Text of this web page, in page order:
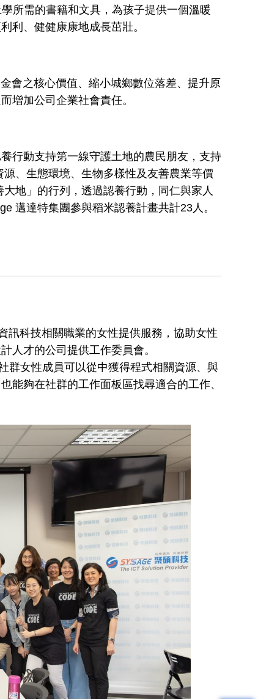
所需的書籍和文具，為孩子提供一個溫暖
利、健健康康地成長茁壯。
會之核心價值、縮小城鄉數位落差、提升原
增加公司企業社會責任。
行動支持第一線守護土地的農民朋友，支持
、生態環境、生物多樣性及友善農業等價
地」的行列，透過認養行動，同仁與家人
邁達特集團參與稻米認養計畫共計23人。
訊科技相關職業的女性提供服務，協助女性
人才的公司提供工作委員會。
群女性成員可以從中獲得程式相關資源、與
能夠在社群的工作面板區找尋適合的工作、